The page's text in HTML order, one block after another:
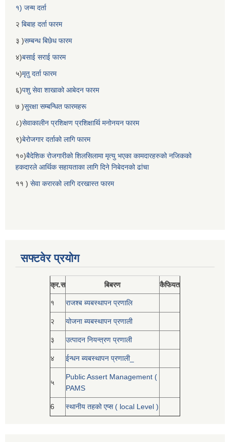
१) जन्म दर्ता
२ बिबाह दर्ता फारम
३ )सम्बन्ध बिछेध फारम
४)बसाई सराई फारम
५)मृतु दर्ता फारम
६)पशु सेवा शाखाको आबेदन फारम
७ )सुरक्षा सम्बन्धित फारमहरू
८)सेवाकालीन प्रशिक्षण प्रशिक्षार्थि मनोनयन फारम
९)बेरोजगार दर्ताको लागि फारम
१०)बैदेशिक रोजगारीको शिलसिलामा मृत्यु भएका कामदारहरुको नजिकको
हकदारले आर्थिक सहायताका लागि दिने निबेदनको ढांचा
११ ) सेवा करारको लागि दरखास्त फारम
सफ्टवेर प्रयोग
क्र.स बिबरण कैफियत
१ राजश्ब ब्यबस्थापन प्रणालि
२ योजना ब्यबस्थापन प्रणाली
३ उत्पादन नियन्त्रण प्रणाली
४ ईन्धन ब्यबस्थापन प्रणाली_
५
Public Assert Management (
PAMS
6 स्थानीय तहको एप्स ( local Level )